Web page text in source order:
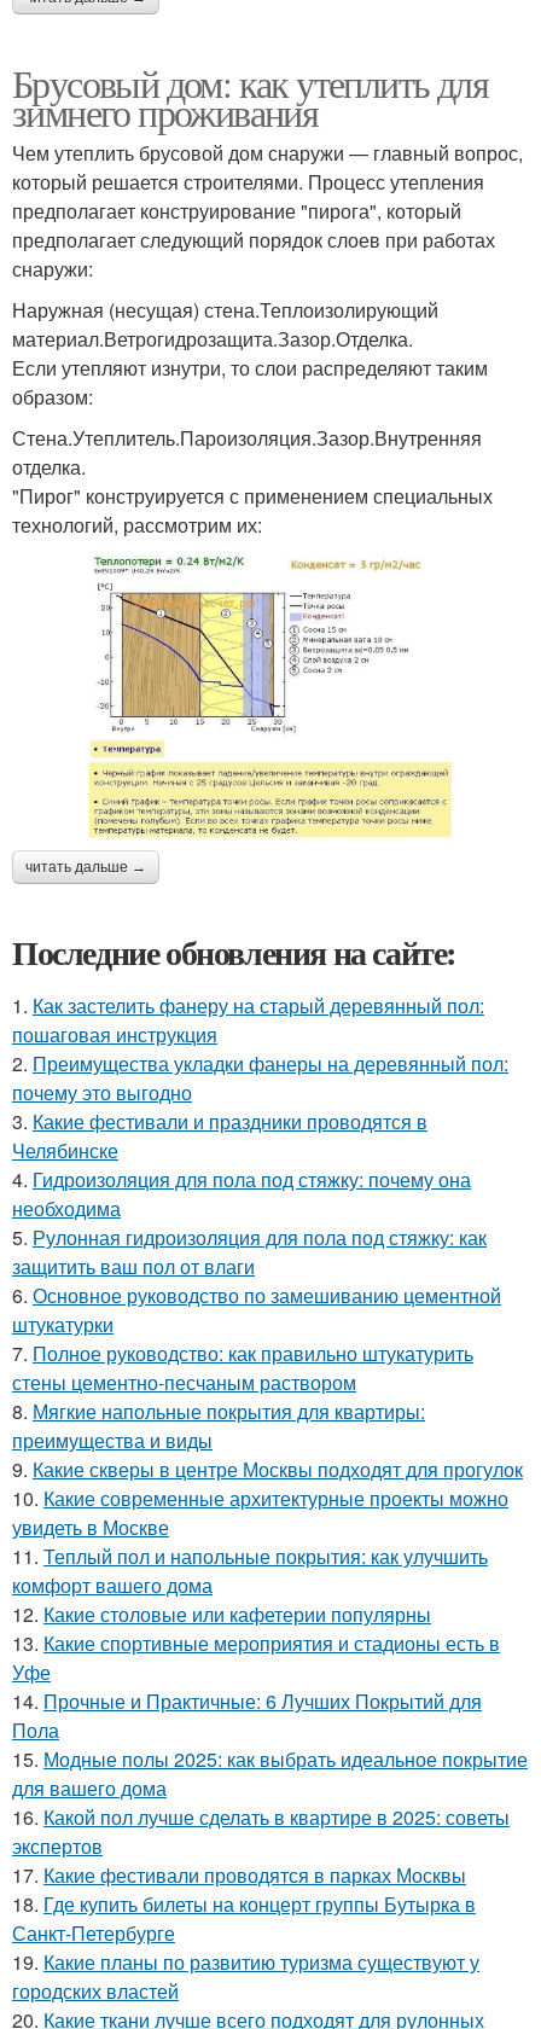
Брусовый дом: как утеплить для
зимнего проживания
Чем утеплить брусовой дом снаружи — главный вопрос,
который решается строителями. Процесс утепления
предполагает конструирование "пирога", который
предполагает следующий порядок слоев при работах
снаружи:
Наружная (несущая) стена.Теплоизолирующий
материал.Ветрогидрозащита.Зазор.Отделка.
Если утепляют изнутри, то слои распределяют таким
образом:
Стена.Утеплитель.Пароизоляция.Зазор.Внутренняя
отделка.
"Пирог" конструируется с применением специальных
технологий, рассмотрим их:
читать дальше →
Последние обновления на сайте:
1. Как застелить фанеру на старый деревянный пол:
пошаговая инструкция
2. Преимущества укладки фанеры на деревянный пол:
почему это выгодно
3. Какие фестивали и праздники проводятся в
Челябинске
4. Гидроизоляция для пола под стяжку: почему она
необходима
5. Рулонная гидроизоляция для пола под стяжку: как
защитить ваш пол от влаги
6. Основное руководство по замешиванию цементной
штукатурки
7. Полное руководство: как правильно штукатурить
стены цементно-песчаным раствором
8. Мягкие напольные покрытия для квартиры:
преимущества и виды
9. Какие скверы в центре Москвы подходят для прогулок
10. Какие современные архитектурные проекты можно
увидеть в Москве
11. Теплый пол и напольные покрытия: как улучшить
комфорт вашего дома
12. Какие столовые или кафетерии популярны
13. Какие спортивные мероприятия и стадионы есть в
Уфе
14. Прочные и Практичные: 6 Лучших Покрытий для
Пола
15. Модные полы 2025: как выбрать идеальное покрытие
для вашего дома
16. Какой пол лучше сделать в квартире в 2025: советы
экспертов
17. Какие фестивали проводятся в парках Москвы
18. Где купить билеты на концерт группы Бутырка в
Санкт-Петербурге
19. Какие планы по развитию туризма существуют у
городских властей
20. Какие ткани лучше всего подходят для рулонных